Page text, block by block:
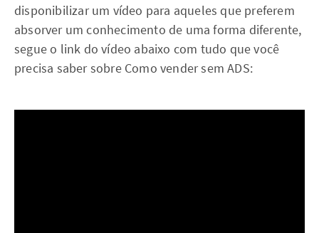
disponibilizar um vídeo para aqueles que preferem
absorver um conhecimento de uma forma diferente,
segue o link do vídeo abaixo com tudo que você
precisa saber sobre Como vender sem ADS: